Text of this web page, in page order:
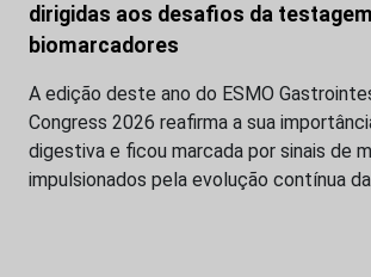
dirigidas aos desafios da
biomarcadores
A edição deste ano do ESMO
Congress 2026 reafirma a sua
digestiva e ficou marcada por sinais de
impulsionados pela evolução contínua